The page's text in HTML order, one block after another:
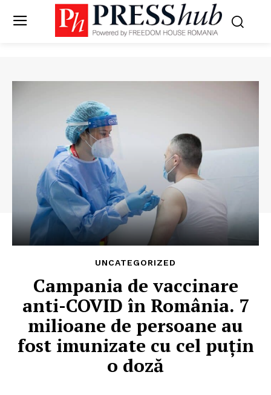
UNCATEGORIZED
Campania de vaccinare
anti-COVID în România. 7
milioane de persoane au
fost imunizate cu cel puțin
o doză